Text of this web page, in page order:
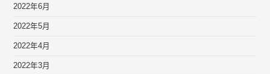
2022年6月
2022年5月
2022年4月
2022年3月